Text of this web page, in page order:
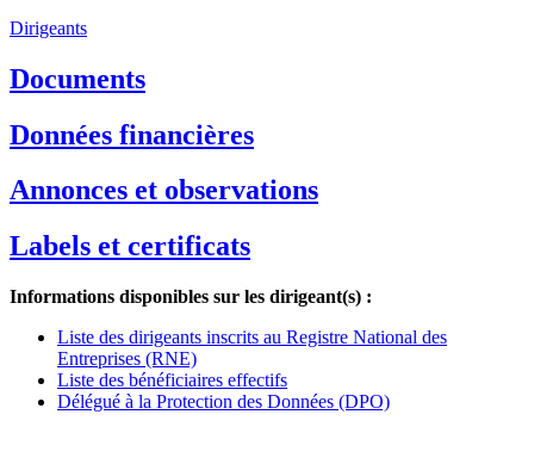
Dirigeants
Documents
Données financières
Annonces et observations
Labels et certificats
Informations disponibles sur les dirigeant(s) :
Liste des dirigeants inscrits au Registre National des
Entreprises (RNE)
Liste des bénéficiaires effectifs
Délégué à la Protection des Données (DPO)